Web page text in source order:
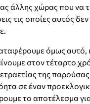
άλλης χώρας που να
τις οποίες αυτός
όμως αυτό,
στον τέταρτο
της
σε έναν
το αποτέλεσμα